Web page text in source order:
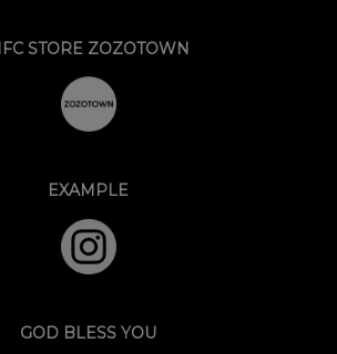
STORE ZOZOTOWN
EXAMPLE
GOD BLESS YOU